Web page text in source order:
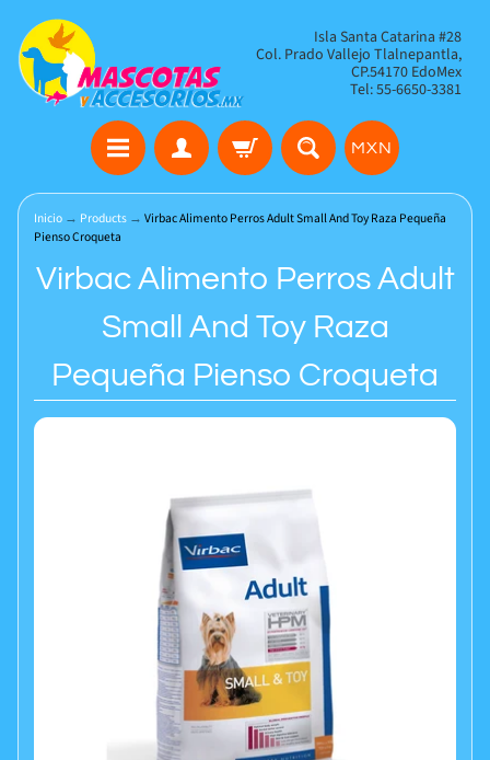
Isla Santa Catarina #28
Col. Prado Vallejo Tlalnepantla,
CP.54170 EdoMex
Tel: 55-6650-3381
MXN
Inicio → Products → Virbac Alimento Perros Adult Small And Toy Raza Pequeña
Pienso Croqueta
Virbac Alimento Perros Adult
Small And Toy Raza
Pequeña Pienso Croqueta